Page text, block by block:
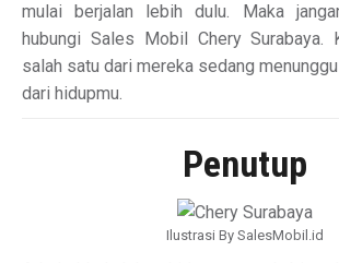
mulai berjalan lebih dulu. Maka
hubungi Sales Mobil Chery Surabaya.
salah satu dari mereka sedang
dari hidupmu.
Penutup
Ilustrasi By SalesMobil.id